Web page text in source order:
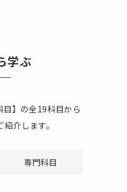
学ぶ
目】の全19科目から
介します。
専門科目